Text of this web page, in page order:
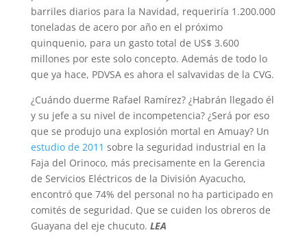
barriles diarios para la Navidad, requeriría 1.200.000
toneladas de acero por año en el próximo
quinquenio, para un gasto total de US$ 3.600
millones por este solo concepto. Además de todo lo
que ya hace, PDVSA es ahora el salvavidas de la CVG.
¿Cuándo duerme Rafael Ramírez? ¿Habrán llegado él
y su jefe a su nivel de incompetencia? ¿Será por eso
que se produjo una explosión mortal en Amuay? Un
estudio de 2011 sobre la seguridad industrial en la
Faja del Orinoco, más precisamente en la Gerencia
de Servicios Eléctricos de la División Ayacucho,
encontró que 74% del personal no ha participado en
comités de seguridad. Que se cuiden los obreros de
Guayana del eje chucuto. LEA